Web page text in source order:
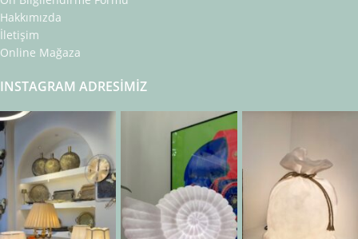
Hakkımızda
İletişim
Online Mağaza
INSTAGRAM ADRESIMIZ